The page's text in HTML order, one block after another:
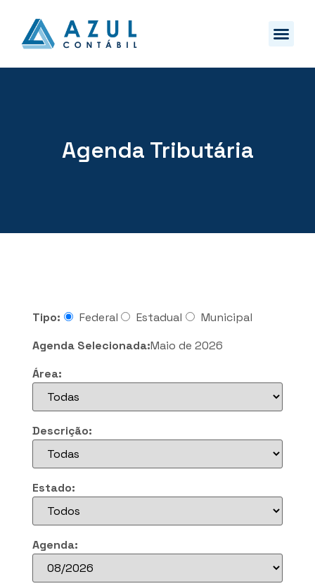
Agenda Tributária
Tipo: Federal Estadual
Municipal
Agenda Selecionada:Maio de 2026
Área:
Descrição:
Estado:
Agenda: